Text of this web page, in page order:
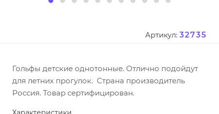
Артикул: 32735
Гольфы детские однотонные. Отлично подойдут
для летних прогулок. Страна производитель
Россия. Товар сертифицирован.